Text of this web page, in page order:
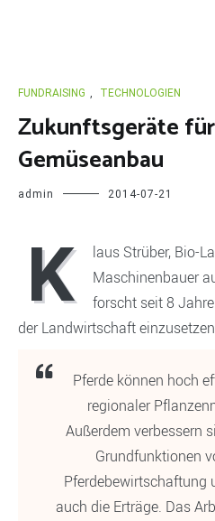
FUNDRAISING , TECHNOLOGIEN
Zukunftsgeräte
Gemüseanbau
admin 2014-07-21
K
laus Strüber, Bio-
Maschinenbauer
forscht seit 8
der Landwirtschaft
Pferde können hoch
regionaler
Außerdem verbessern
Grundfunktionen
Pferdebewirtschaftung
auch die Erträge. Das